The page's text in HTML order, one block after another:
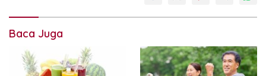
manfaat
pencernaan
Baca Juga